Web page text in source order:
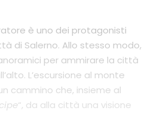
è uno dei protagonisti
di Salerno. Allo stesso modo,
per ammirare la città
L’escursione al monte
cammino che, insieme al
“, da alla città una visione